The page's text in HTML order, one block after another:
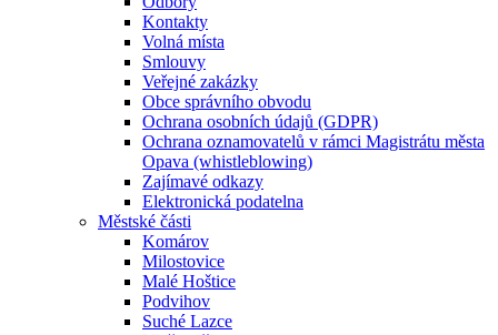
Kontakty
Volná místa
Smlouvy
Veřejné zakázky
Obce správního obvodu
Ochrana osobních údajů (GDPR)
Ochrana oznamovatelů v rámci Magistrátu města
Opava (whistleblowing)
Zajímavé odkazy
Elektronická podatelna
Městské části
Komárov
Milostovice
Malé Hoštice
Podvihov
Suché Lazce